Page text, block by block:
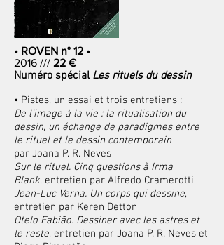
• ROVEN n° 12 •
2016 /// 22 €
Numéro spécial Les rituels du dessin
• Pistes, un essai et trois entretiens :
De l’image à la vie : la ritualisation du
dessin, un échange de paradigmes entre
le rituel et le dessin contemporain
par Joana P. R. Neves
Sur le rituel. Cinq questions à Irma
Blank, entretien par Alfredo Cramerotti
Jean-Luc Verna. Un corps qui dessine,
entretien par Keren Detton
Otelo Fabião. Dessiner avec les astres et
le reste, entretien par Joana P. R. Neves et